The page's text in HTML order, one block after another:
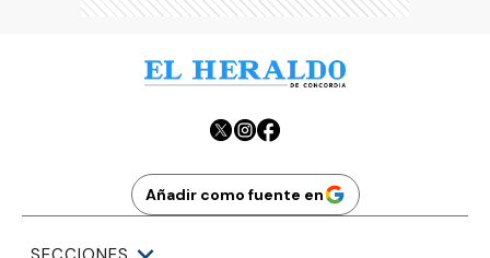
Añadir como fuente en